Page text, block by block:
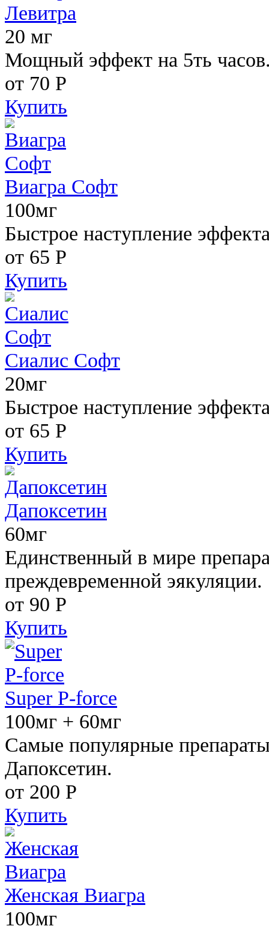
Левитра
20 мг
Мощный эффект на 5ть
от 70 Р
Купить
Виагра Софт
100мг
Быстрое наступление
от 65 Р
Купить
Сиалис Софт
20мг
Быстрое наступление
от 65 Р
Купить
Дапоксетин
60мг
Единственный в мире
преждевременной эякуляции.
от 90 Р
Купить
Super P-force
100мг + 60мг
Самые популярные
Дапоксетин.
от 200 Р
Купить
Женская Виагра
100мг